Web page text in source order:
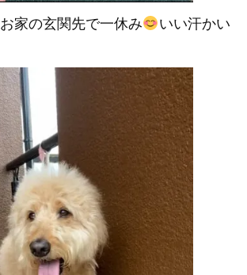
家の玄関先で一休み
いい汗かい